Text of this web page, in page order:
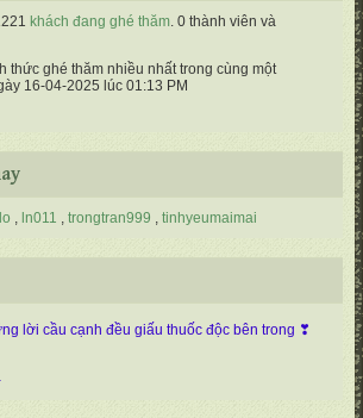
khách đang ghé thăm. 0 thành viên và
thức ghé thăm nhiều nhất trong cùng một
16-04-2025 lúc 01:13 PM
ln011 trongtran999 tinhyeumaimai
lời cầu cạnh đều giấu thuốc độc bên trong ❣